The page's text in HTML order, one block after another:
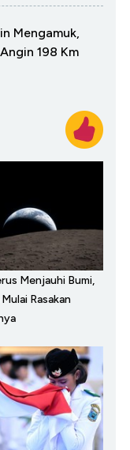
Mengamuk,
198 Km
Menjauhi Bumi,
Rasakan